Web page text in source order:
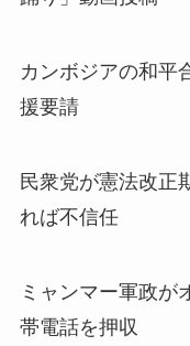
カンボジアの和平
援要請
民衆党が憲法改正
れば不信任
ミャンマー軍政が
帯電話を押収